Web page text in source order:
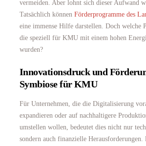
vermeiden. Aber lohnt sich dieser Aufwand
Tatsächlich können Förderprogramme des
eine immense Hilfe darstellen. Doch welche
die speziell für KMU mit einem hohen
wurden?
Innovationsdruck und
Symbiose für KMU
Für Unternehmen, die die Digitalisierung
expandieren oder auf nachhaltigere
umstellen wollen, bedeutet dies nicht nur
sondern auch finanzielle Herausforderungen.